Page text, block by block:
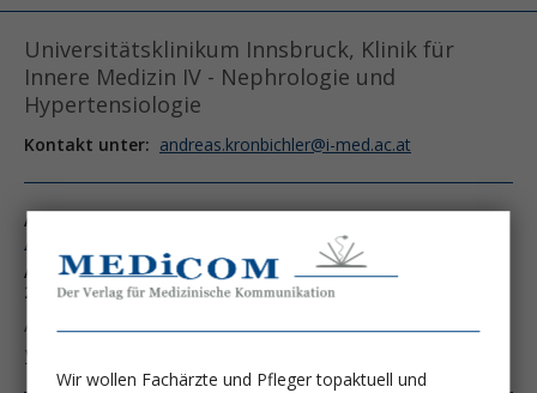
Universitätsklinikum Innsbruck, Klinik für
Innere Medizin IV - Nephrologie und
Hypertensiologie
Kontakt unter: andreas.kronbichler@i-med.ac.at
Autor von folgenden Artikeln:
Ausgabe 5/23
ANCA-assoziierte Vaskulitis: Diagnostik und Therapie
2023
Ass. Prof. PD Dr. Andreas Kronbichler, PhD
Weiter lesen ...
Wir wollen Fachärzte und Pfleger topaktuell und